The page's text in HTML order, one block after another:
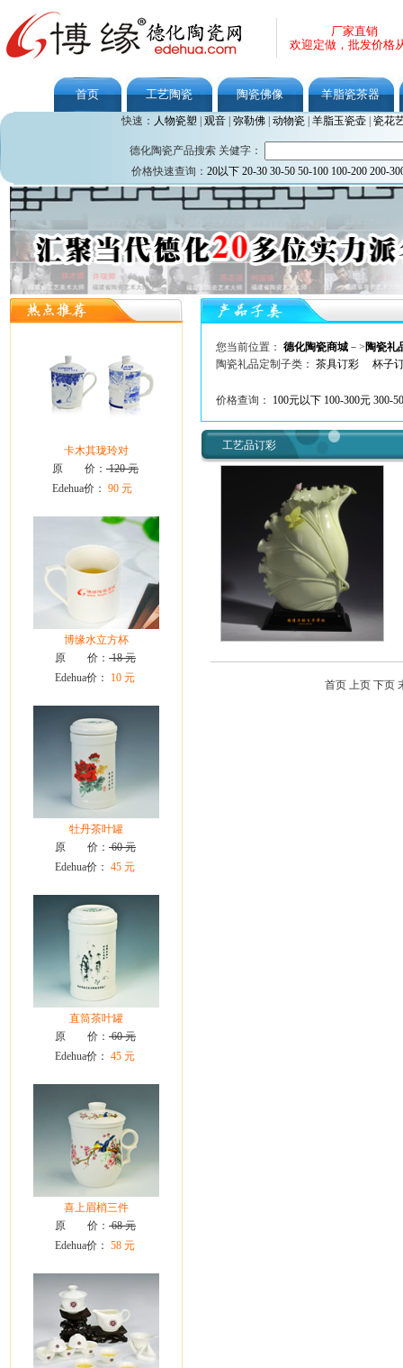
厂家直销
欢迎定做，批发价格
首页 工艺陶瓷 陶瓷佛像 羊脂瓷茶器
快速： 人物瓷塑 观音| 弥勒佛| 动物瓷| 羊脂玉瓷壶| 瓷花
德化陶瓷产品搜索 关健字：
价格快速查询： 20以下 20-30 30-50 50-100 100-200 200-
卡木其珑玲对
原 价： 120 元
Edehua价： 90 元
博缘水立方杯
原 价： 18 元
Edehua价：
10 元
牡丹茶叶罐
原 价： 60 元
Edehua价： 45 元
直筒茶叶罐
原 价： 60 元
Edehua价： 45 元
喜上眉梢三件
原 价： 68 元
Edehua价： 58 元
您当前位置： 德化陶瓷商城－> 陶瓷礼
陶瓷礼品定制子类： 茶具订彩 杯子
价格查询： 100元以下 100-300元 300-
工艺品订彩
首页 上页 下页